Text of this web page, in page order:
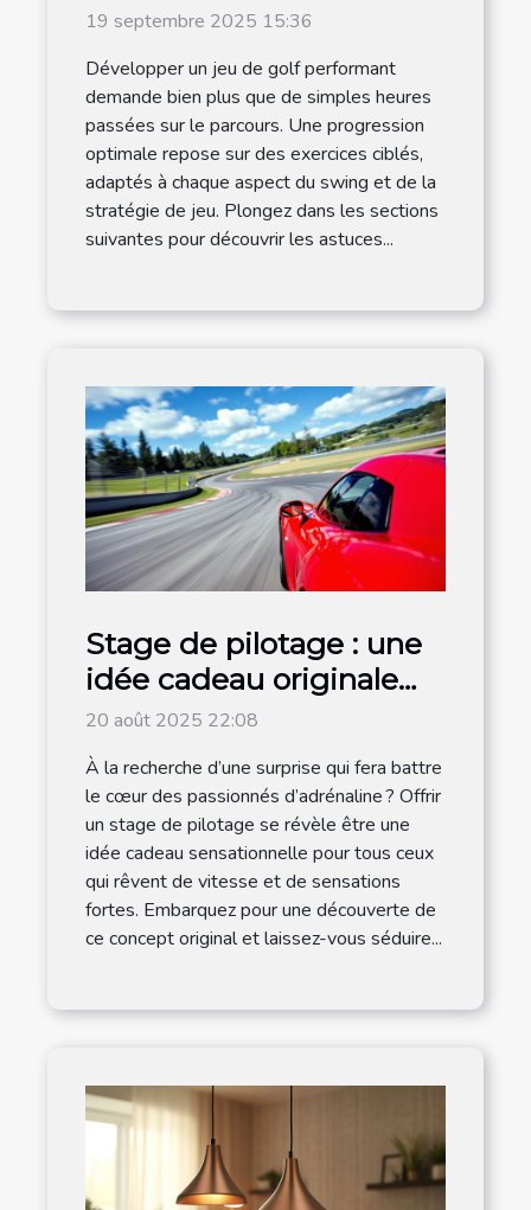
jeu de golf
19 septembre 2025 15:36
Développer un jeu de golf performant
demande bien plus que de simples heures
passées sur le parcours. Une progression
optimale repose sur des exercices ciblés,
adaptés à chaque aspect du swing et de la
stratégie de jeu. Plongez dans les sections
suivantes pour découvrir les astuces...
Stage de pilotage : une
idée cadeau originale
pour les amateurs de
vitesse
20 août 2025 22:08
À la recherche d’une surprise qui fera battre
le cœur des passionnés d’adrénaline ? Offrir
un stage de pilotage se révèle être une
idée cadeau sensationnelle pour tous ceux
qui rêvent de vitesse et de sensations
fortes. Embarquez pour une découverte de
ce concept original et laissez-vous séduire...